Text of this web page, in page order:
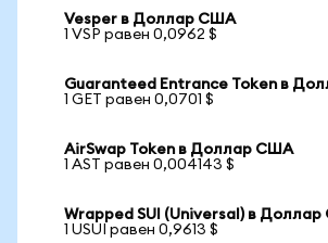
Vesper в Доллар США
1 VSP равен 0,0962 $
Guaranteed Entrance Token в
1 GET равен 0,0701 $
AirSwap Token в Доллар США
1 AST равен 0,004143 $
Wrapped SUI (Universal) в
1 USUI равен 0,9613 $